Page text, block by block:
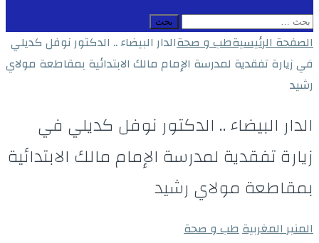
البحث
عن:
الصفحة الرئيسيةطب و صحةالدار البيضاء .. الدكتور نوفل كديلي
في زيارة تفقدية لمدرسة الإمام مالك الابتدائية بمقاطعة مولاي
رشيد
الدار البيضاء .. الدكتور نوفل كديلي في
زيارة تفقدية لمدرسة الإمام مالك الابتدائية
بمقاطعة مولاي رشيد
المنبر المغربيةطب و صحة